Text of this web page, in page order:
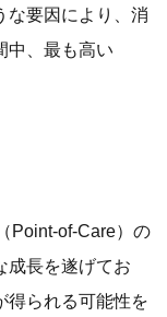
な要因により、消
中、最も高い
Point-of-Care）の
成長を遂げてお
得られる可能性を